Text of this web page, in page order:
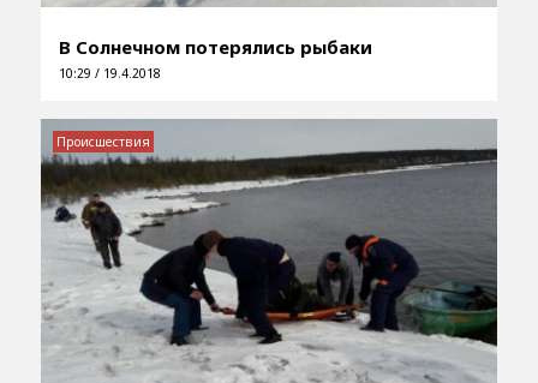
В Солнечном потерялись рыбаки
10:29 / 19.4.2018
Происшествия